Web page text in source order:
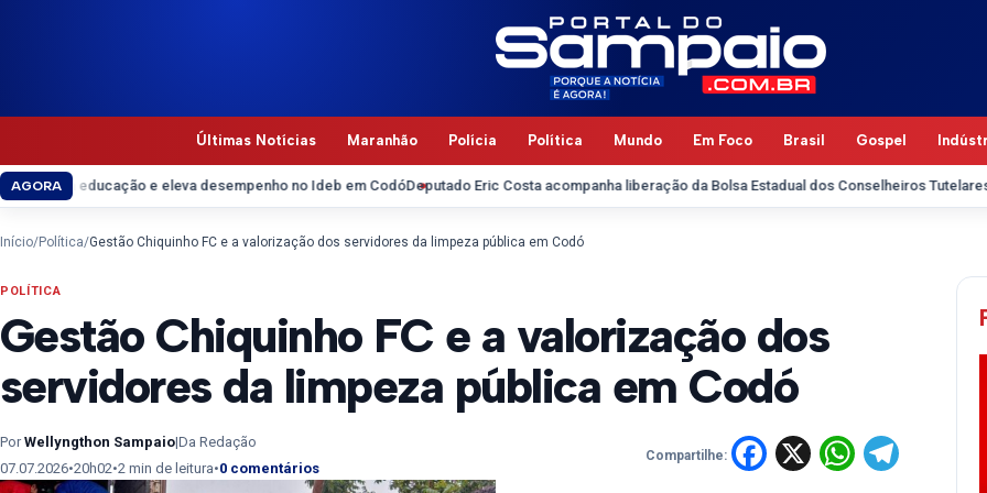
Últimas Notícias Maranhão Polícia Política Mundo Em Foco Brasil Gospel
AGORA e eleva desempenho no Ideb em CodóDeputado Eric Costa acompanha liberação da Bolsa Estadual dos Conselheiros Tutelares e
Início/Política/Gestão Chiquinho FC e a valorização dos servidores da limpeza pública em Codó
POLÍTICA
Gestão Chiquinho FC e a valorização dos
servidores da limpeza pública em Codó
PorWellyngthon Sampaio|Da Redação
07.07.2026•20h02•2 min de leitura•0 comentários
Compartilhe: Facebook
X